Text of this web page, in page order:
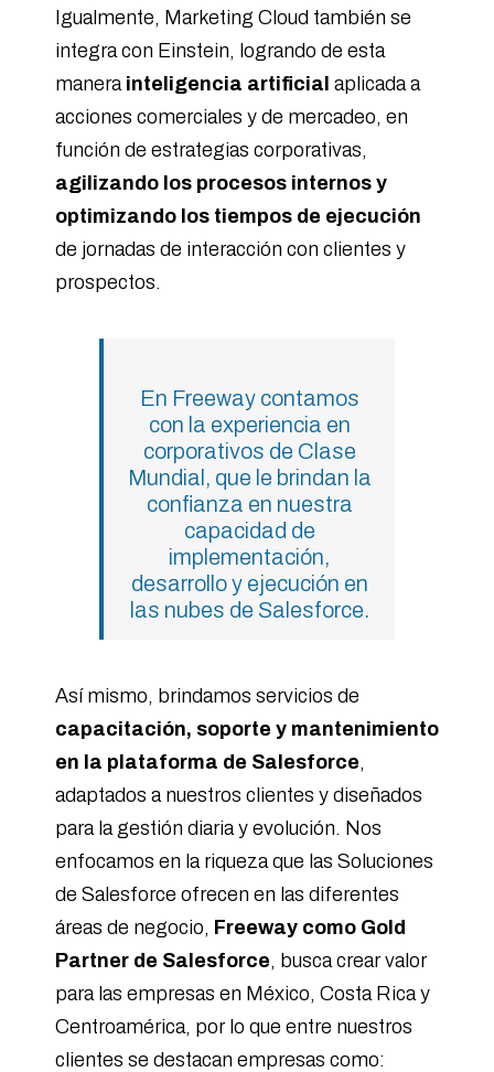
Igualmente, Marketing Cloud también se
integra con Einstein, logrando de esta
manerainteligencia artificial aplicada a
acciones comerciales y de mercadeo, en
función de estrategias corporativas,
agilizando los procesos internos y
optimizando los tiempos de ejecución
de jornadas de interacción con clientes y
prospectos.
En Freeway contamos
con la experiencia en
corporativos de Clase
Mundial, que le brindan la
confianza en nuestra
capacidad de
implementación,
desarrollo y ejecución en
las nubes de Salesforce.
Así mismo, brindamos servicios de
capacitación, soporte y mantenimiento
en la plataforma de Salesforce,
adaptados a nuestros clientes y diseñados
para la gestión diaria y evolución. Nos
enfocamos en la riqueza que las Soluciones
de Salesforce ofrecen en las diferentes
áreas de negocio, Freeway como Gold
Partner de Salesforce, busca crear valor
para las empresas en México, Costa Rica y
Centroamérica, por lo que entre nuestros
clientes se destacan empresas como: